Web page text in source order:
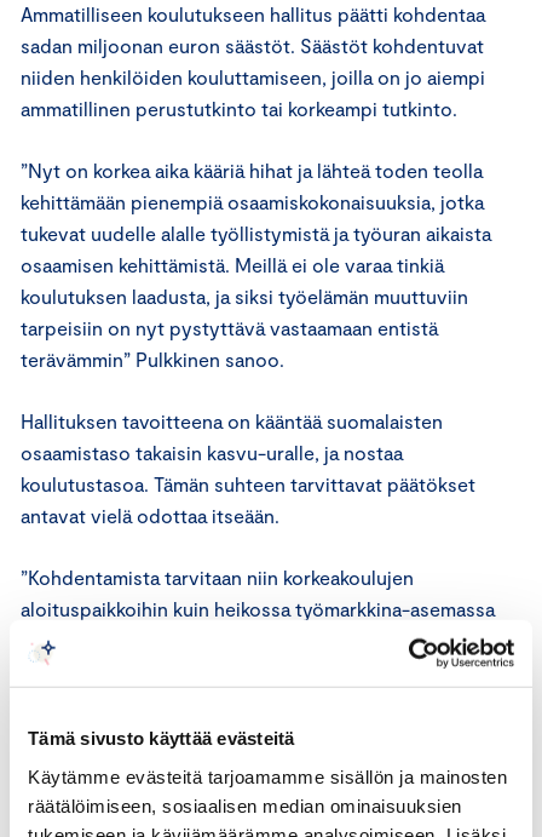
Tämä sivusto käyttää evästeitä
Käytämme evästeitä tarjoamamme sisällön ja mainosten
räätälöimiseen, sosiaalisen median ominaisuuksien
Ammatilliseen koulutukseen hallitus päätti kohdentaa
sadan miljoonan euron säästöt. Säästöt kohdentuvat
niiden henkilöiden kouluttamiseen, joilla on jo aiempi
ammatillinen perustutkinto tai korkeampi tutkinto.
”Nyt on korkea aika kääriä hihat ja lähteä toden teolla
kehittämään pienempiä osaamiskokonaisuuksia, jotka
tukevat uudelle alalle työllistymistä ja työuran aikaista
osaamisen kehittämistä. Meillä ei ole varaa tinkiä
koulutuksen laadusta, ja siksi työelämän muuttuviin
tarpeisiin on nyt pystyttävä vastaamaan entistä
terävämmin” Pulkkinen sanoo.
Hallituksen tavoitteena on kääntää suomalaisten
osaamistaso takaisin kasvu-uralle, ja nostaa
koulutustasoa. Tämän suhteen tarvittavat päätökset
antavat vielä odottaa itseään.
”Kohdentamista tarvitaan niin korkeakoulujen
aloituspaikkoihin kuin heikossa työmarkkina-asemassa
olevien osaamisen vahvistamiseen. Suomalaisissa
yrityksissä suurin pula on juuri ammatillisista osaajista,”